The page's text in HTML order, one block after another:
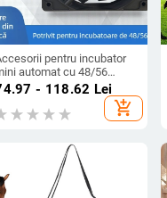
pentru incubator
automat cu 48/56
de evacuare și
96 ventilatoare superioare și
- 118.62 Lei
add_shopping_cart